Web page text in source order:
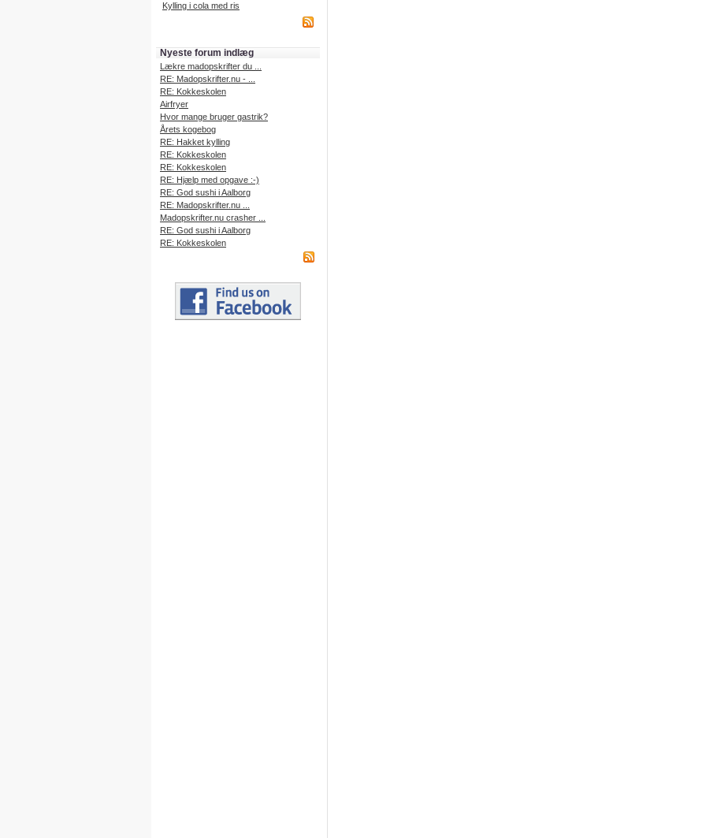
Kylling i cola med ris
Nyeste forum indlæg
Lækre madopskrifter du ...
RE: Madopskrifter.nu - ...
RE: Kokkeskolen
Airfryer
Hvor mange bruger gastrik?
Årets kogebog
RE: Hakket kylling
RE: Kokkeskolen
RE: Kokkeskolen
RE: Hjælp med opgave :-)
RE: God sushi i Aalborg
RE: Madopskrifter.nu ...
Madopskrifter.nu crasher ...
RE: God sushi i Aalborg
RE: Kokkeskolen